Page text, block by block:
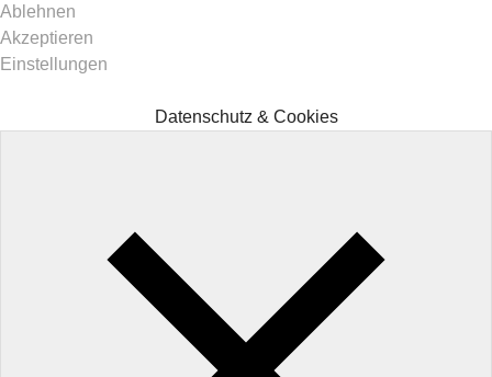
Ablehnen
Akzeptieren
Einstellungen
Datenschutz & Cookies